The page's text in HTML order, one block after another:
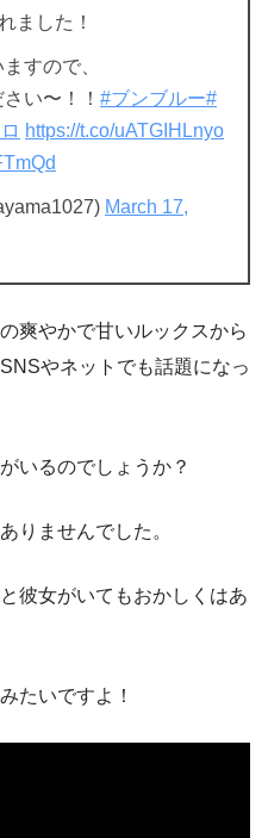
ました！
すので、
い〜！！ #ブンブルー#
https://t.co/uATGIHLnyo
March 17,
爽やかで甘いルックスから
やネットでも話題になっ
いるのでしょうか？
りませんでした。
彼女がいてもおかしくはあ
たいですよ！